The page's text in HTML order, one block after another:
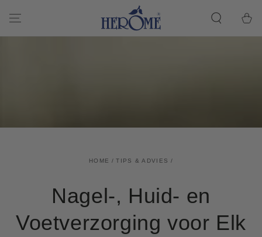
HOME / TIPS & ADVIES /
Nagel-, Huid- en
Voetverzorging voor Elk